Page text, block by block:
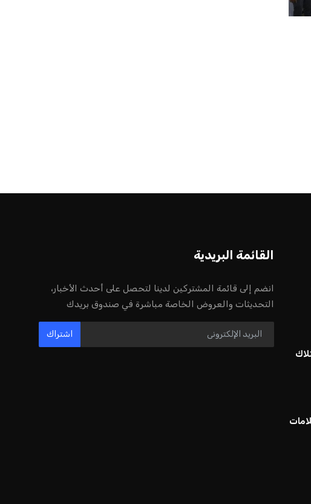
عمر إبراهيم 22 يوليو 2026
مستثمر هندي بريطاني يسعى لامتلاك
حصة في نادي ليفربول الرياضي